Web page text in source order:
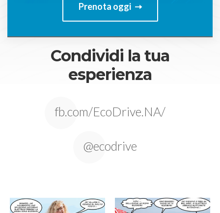
Prenota oggi
Condividi la tua
esperienza
fb.com/EcoDrive.NA/
@ecodrive